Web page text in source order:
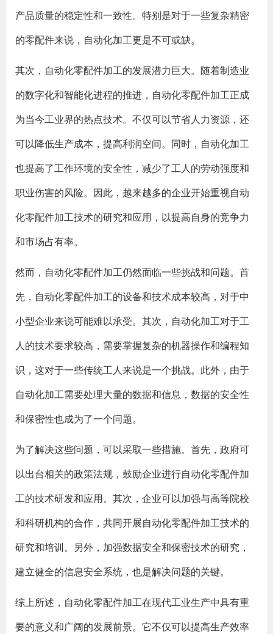
产品质量的稳定性和一致性。特别是对于一些复杂精密
的零配件来说，自动化加工更是不可或缺。
其次，自动化零配件加工的发展潜力巨大。随着制造业
的数字化和智能化进程的推进，自动化零配件加工正成
为当今工业界的热点技术。不仅可以节省人力资源，还
可以降低生产成本，提高利润空间。同时，自动化加工
也提高了工作环境的安全性，减少了工人的劳动强度和
职业伤害的风险。因此，越来越多的企业开始重视自动
化零配件加工技术的研究和应用，以提高自身的竞争力
和市场占有率。
然而，自动化零配件加工仍然面临一些挑战和问题。首
先，自动化零配件加工的设备和技术成本较高，对于中
小型企业来说可能难以承受。其次，自动化加工对于工
人的技术要求较高，需要掌握复杂的机器操作和编程知
识，这对于一些传统工人来说是一个挑战。此外，由于
自动化加工需要处理大量的数据和信息，数据的安全性
和保密性也成为了一个问题。
为了解决这些问题，可以采取一些措施。首先，政府可
以出台相关的政策法规，鼓励企业进行自动化零配件加
工的技术研发和应用。其次，企业可以加强与高等院校
和科研机构的合作，共同开展自动化零配件加工技术的
研究和培训。另外，加强数据安全和保密技术的研究，
建立健全的信息安全系统，也是解决问题的关键。
综上所述，自动化零配件加工在现代工业生产中具有重
要的意义和广阔的发展前景。它不仅可以提高生产效率